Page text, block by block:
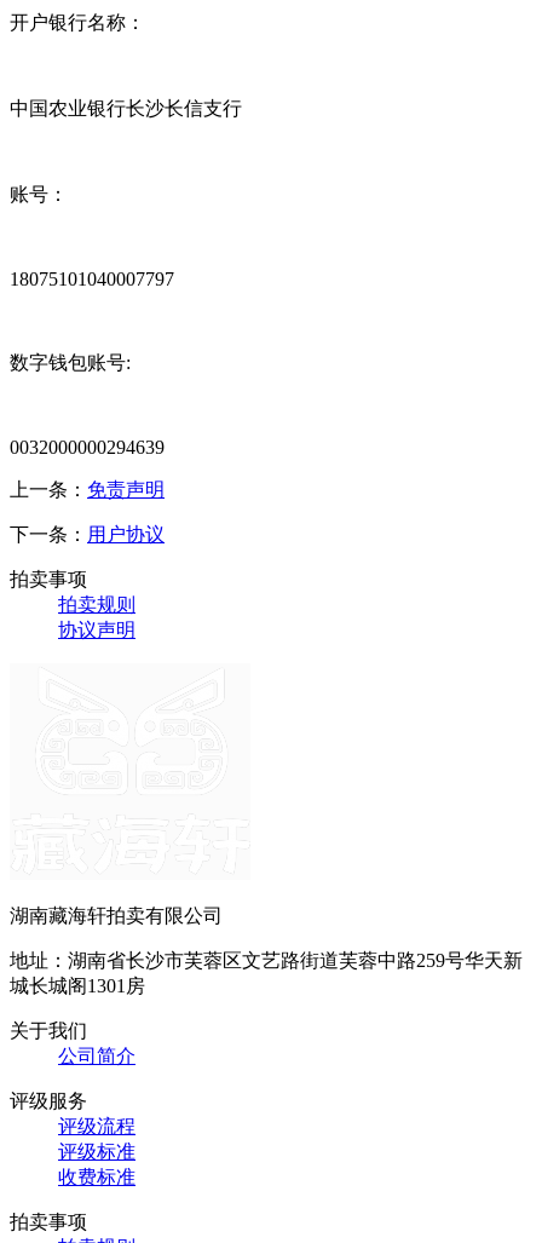
开户银行名称：
中国农业银行长沙长信支行
账号：
18075101040007797
数字钱包账号:
0032000000294639
上一条： 免责声明
下一条： 用户协议
拍卖事项
拍卖规则
协议声明
湖南藏海轩拍卖有限公司
地址：湖南省长沙市芙蓉区文艺路街道芙蓉中路259号华天新
城长城阁1301房
关于我们
公司简介
评级服务
评级流程
评级标准
收费标准
拍卖事项